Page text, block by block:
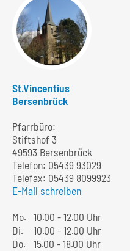
St.Vincentius
Bersenbrück
Pfarrbüro:
Stiftshof 3
49593 Bersenbrück
Telefon: 05439 93029
Telefax: 05439 8099923
E-Mail schreiben
Mo. 10.00 - 12.00 Uhr
Di.
10.00 - 12.00 Uhr
Do.
15.00 - 18.00 Uhr